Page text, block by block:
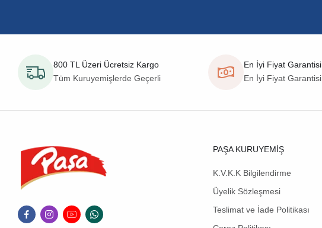
800 TL Üzeri Ücretsiz Kargo
Tüm Kuruyemişlerde Geçerli
En İyi Fiyat Garantisi
En İyi Fiyat Garantisi
PAŞA KURUYEMİŞ
K.V.K.K Bilgilendirme
Üyelik Sözleşmesi
Teslimat ve İade Politikası